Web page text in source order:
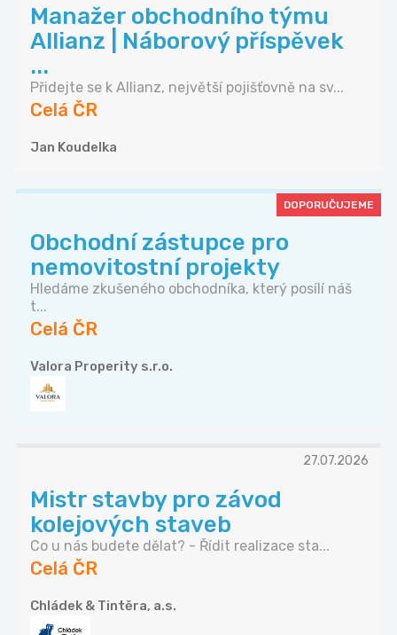
Manažer obchodního týmu
Allianz | Náborový příspěvek
...
Přidejte se k Allianz, největší pojišťovně na sv...
Celá ČR
Jan Koudelka
DOPORUČUJEME
Obchodní zástupce pro
nemovitostní projekty
Hledáme zkušeného obchodníka, který posílí náš
t...
Celá ČR
Valora Properity s.r.o.
27.07.2026
Mistr stavby pro závod
kolejových staveb
Co u nás budete dělat? - Řídit realizace sta...
Celá ČR
Chládek & Tintěra, a.s.